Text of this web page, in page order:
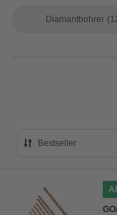
Diamantbohrer
Bestseller
Preis